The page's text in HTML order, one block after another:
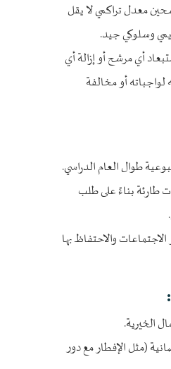
معدل تراكمي لا يقل
أي مرشح أو إزالة أي
أو مخالفة
طوال العام الدراسي.
طارئة بناءً على طلب
والاحتفاظ بها
الخيرية.
(مثل الإفطار مع دور